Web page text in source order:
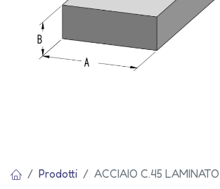
Prodotti ACCIAIO C.45